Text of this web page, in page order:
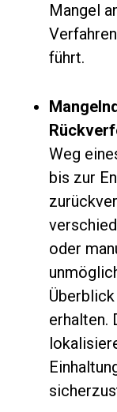
Mangel
führt.
Weg
bis zur
oder
erhalten.